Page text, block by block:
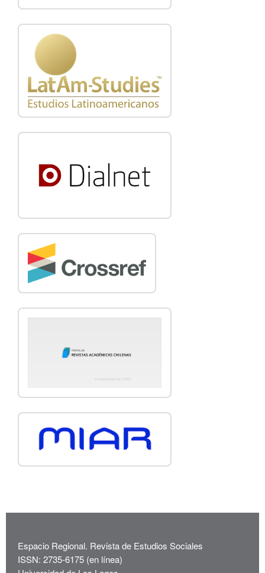
Espacio Regional. Revista de Estudios Sociales
ISSN: 2735-6175 (en línea)